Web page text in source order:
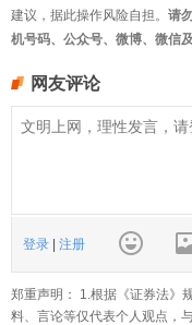
建议，据此操作风险自担。 请
机号码、公众号、微博、微信
网友评论
登录 | 注册
郑重声明： 1.根据《证券法》
料、言论等仅代表个人观点，